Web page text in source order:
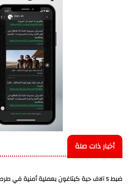
أخبار ذات صلة
ضبط 5 آلاف حبة كبتاغون بعملية أمنية في طرطوس